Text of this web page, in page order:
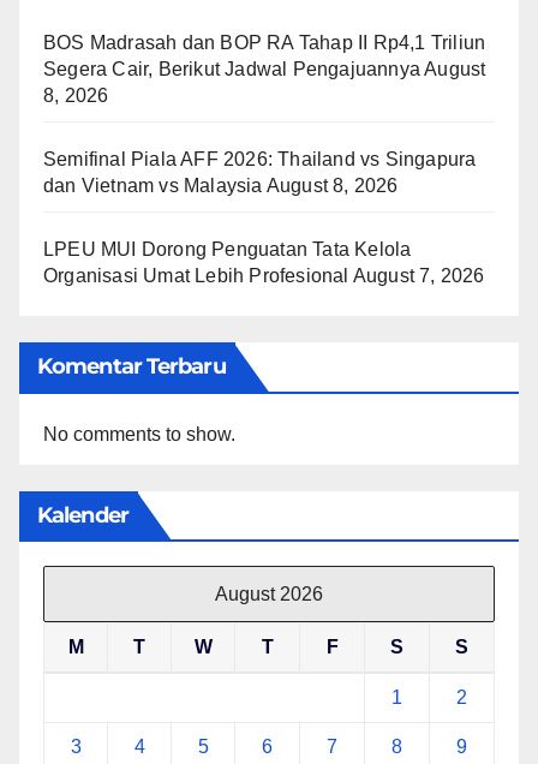
BOS Madrasah dan BOP RA Tahap II Rp4,1 Triliun
Segera Cair, Berikut Jadwal Pengajuannya August
8, 2026
Semifinal Piala AFF 2026: Thailand vs Singapura
dan Vietnam vs Malaysia August 8, 2026
LPEU MUI Dorong Penguatan Tata Kelola
Organisasi Umat Lebih Profesional August 7, 2026
Komentar Terbaru
No comments to show.
Kalender
August 2026
M T W T F S S
1 2
3 4 5 6 7 8 9